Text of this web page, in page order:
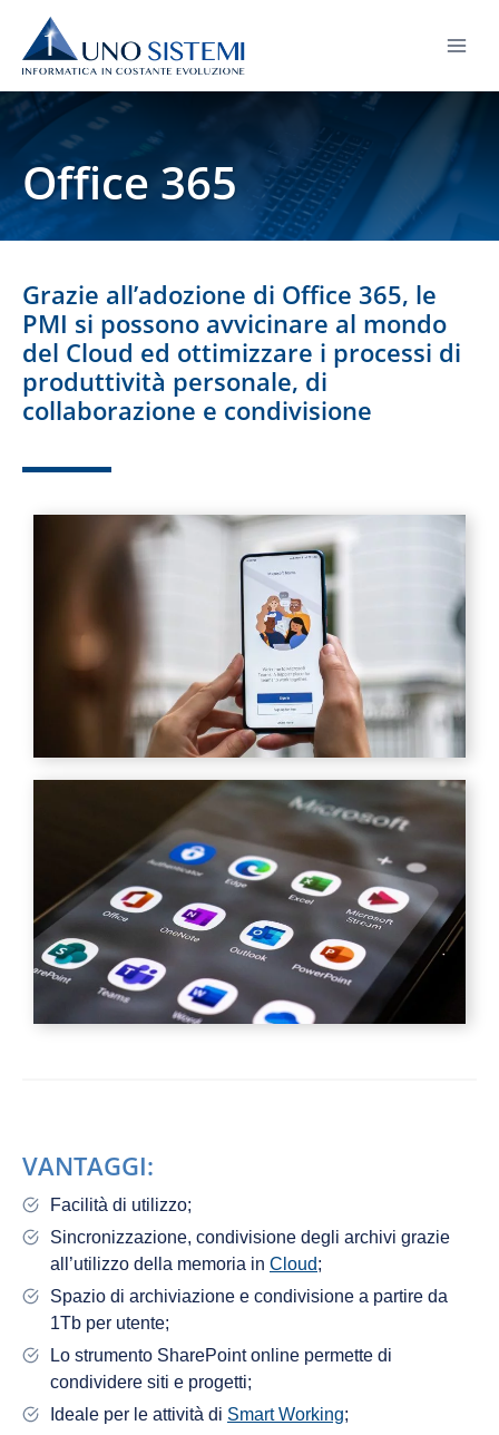
contenuto
Office 365
Grazie all’adozione di Office 365, le
PMI si possono avvicinare al mondo
del Cloud ed ottimizzare i processi di
produttività personale, di
collaborazione e condivisione
VANTAGGI:
Facilità di utilizzo;
Sincronizzazione, condivisione degli archivi grazie
all’utilizzo della memoria in Cloud;
Spazio di archiviazione e condivisione a partire da
1Tb per utente;
Lo strumento SharePoint online permette di
condividere siti e progetti;
Ideale per le attività di Smart Working;